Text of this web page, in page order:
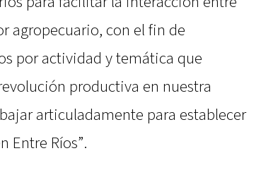
agropecuario, con el fin de
por actividad y temática que
productiva en nuestra
articuladamente para establecer
Entre Ríos”.